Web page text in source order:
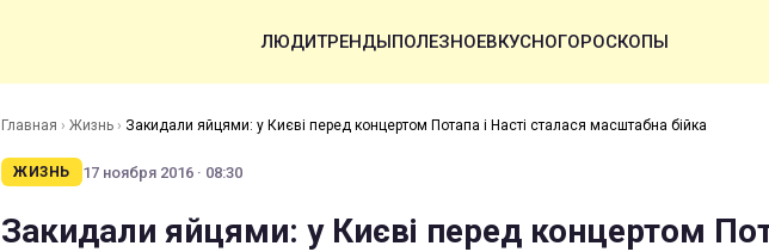
ЛЮДИТРЕНДЫПОЛЕЗНОЕВКУСНОГОРОСКОПЫ
Главная › Жизнь › Закидали яйцями: у Києві перед концертом Потапа і Насті сталася масштабна бійка
ЖИЗНЬ 17 ноября 2016 · 08:30
Закидали яйцями: у Києві перед концертом